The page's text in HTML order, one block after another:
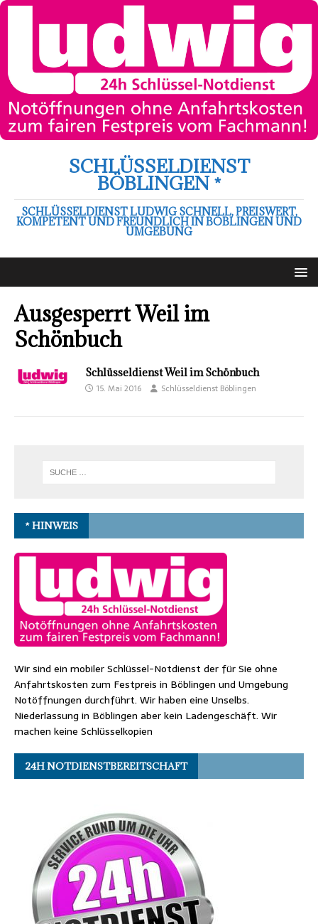
SCHLÜSSELDIENST
BÖBLINGEN *
SCHLÜSSELDIENST LUDWIG SCHNELL, PREISWERT,
KOMPETENT UND FREUNDLICH IN BÖBLINGEN UND
UMGEBUNG
Ausgesperrt Weil im
Schönbuch
Schlüsseldienst Weil im Schönbuch
15. Mai 2016 Schlüsseldienst Böblingen
* HINWEIS
Wir sind ein mobiler Schlüssel-Notdienst der für Sie ohne
Anfahrtskosten zum Festpreis in Böblingen und Umgebung
Notöffnungen durchführt. Wir haben eine Unselbs.
Niederlassung in Böblingen aber kein Ladengeschäft. Wir
machen keine Schlüsselkopien
24H NOTDIENSTBEREITSCHAFT